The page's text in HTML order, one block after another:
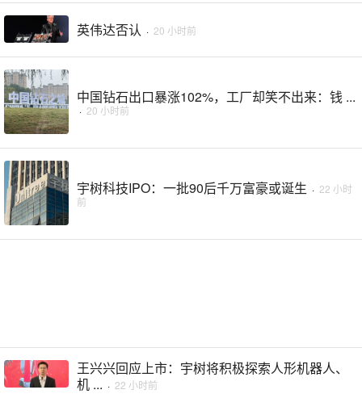
英伟达否认 · 20 小时前
中国钻石出口暴涨102%，工厂却笑不出来：钱 ...
· 20 小时前
宇树科技IPO：一批90后千万富豪或诞生 · 22 小时
前
王兴兴回应上市：宇树将积极探索人形机器人、
机 ... · 22 小时前